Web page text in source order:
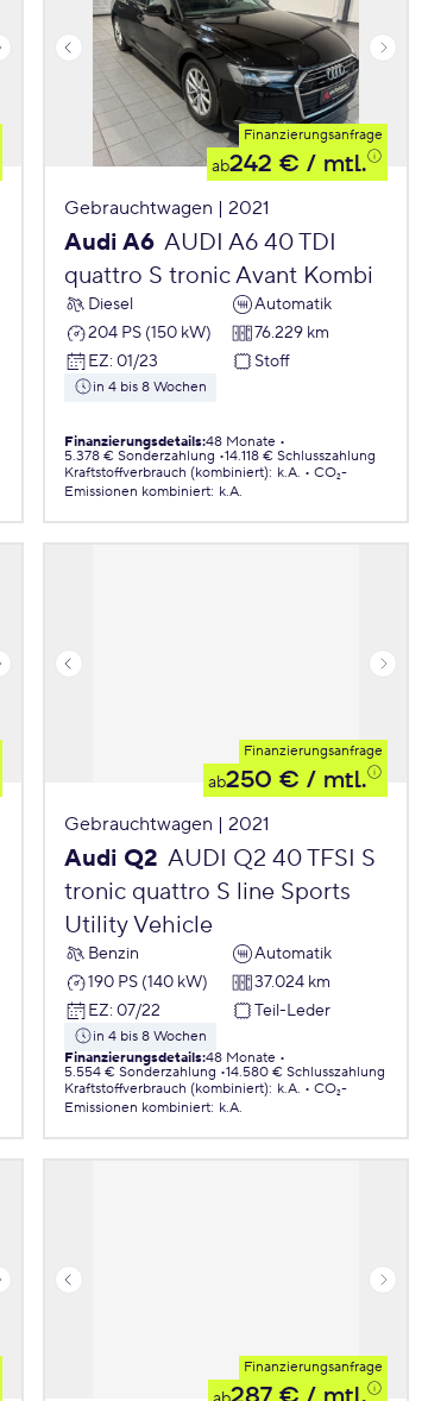
Finanzierungsanfrage
ab242 € / mtl.
Gebrauchtwagen | 2021
Audi A6 AUDI A6 40 TDI
quattro S tronic Avant Kombi
Diesel
Automatik
204 PS (150 kW)
76.229 km
EZ: 01/23 Stoff
in 4 bis 8 Wochen
Finanzierungsdetails:48 Monate
5.378 € Sonderzahlung 14.118 € Schlusszahlung
Kraftstoffverbrauch (kombiniert): k.A.
CO₂-
Emissionen kombiniert: k.A.
Finanzierungsanfrage
ab250 € / mtl.
Gebrauchtwagen | 2021
Audi Q2 AUDI Q2 40 TFSI S
tronic quattro S line Sports
Utility Vehicle
Benzin
Automatik
190 PS (140 kW)
37.024 km
EZ: 07/22 Teil-Leder
in 4 bis 8 Wochen
Finanzierungsdetails:48 Monate
5.554 € Sonderzahlung 14.580 € Schlusszahlung
Kraftstoffverbrauch (kombiniert): k.A.
CO₂-
Emissionen kombiniert: k.A.
Finanzierungsanfrage